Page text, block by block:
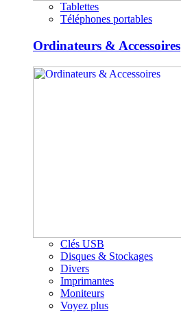
Tablettes
Téléphones portables
Ordinateurs & Accessoires
Clés USB
Disques & Stockages
Divers
Imprimantes
Moniteurs
Voyez plus